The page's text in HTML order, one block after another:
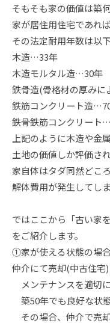
そもそも家の価値は築
家が居住用住宅であれば
その法定耐用年数は以
木造…33年
木造モルタル造…30年
鉄骨造(骨格材の厚み
鉄筋コンクリート造
鉄骨鉄筋コンクリート
上記のように木造や金
土地の価値しか評価さ
家自体はタダ同然どこ
解体費用が発生してしま
ではここから「古い家
をご紹介します。
①家が使える状態の場
仲介にて売却(中古住宅)
メンテナンスを適切
築50年でも良好な状態
その場合、仲介で売却